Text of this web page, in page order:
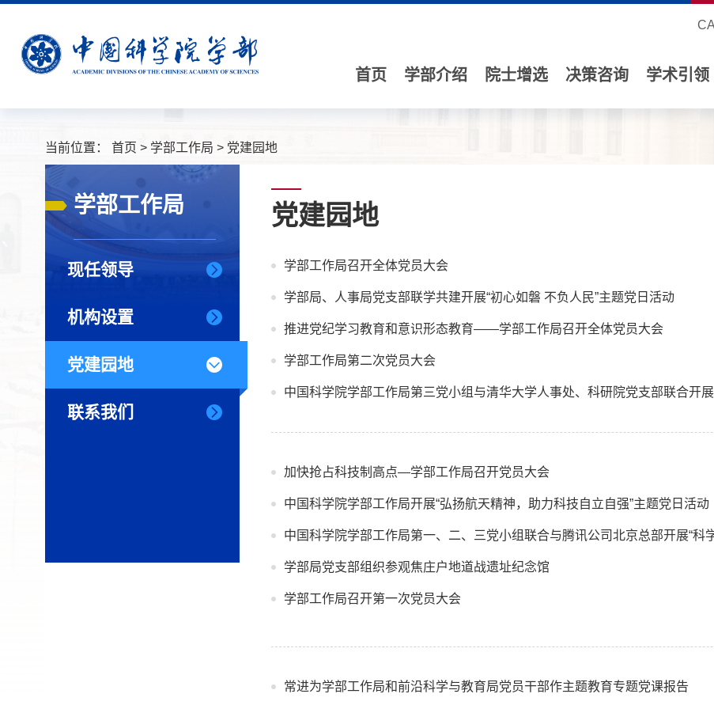
首页 学部介绍 院士增选 决策咨询 学术引领
当前位置： 首页 > 学部工作局 > 党建园地
学部工作局
现任领导
机构设置
党建园地
联系我们
党建园地
学部工作局召开全体党员大会
学部局、人事局党支部联学共建开展“初心如磐 不负人民”主题党日活动
推进党纪学习教育和意识形态教育——学部工作局召开全体党员大会
学部工作局第二次党员大会
加快抢占科技制高点—学部工作局召开党员大会
中国科学院学部工作局开展“弘扬航天精神，助力科技自立自强”主题党日活动
学部局党支部组织参观焦庄户地道战遗址纪念馆
学部工作局召开第一次党员大会
常进为学部工作局和前沿科学与教育局党员干部作主题教育专题党课报告